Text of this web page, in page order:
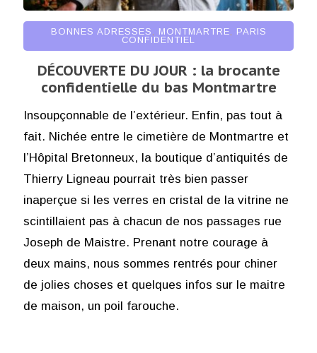
BONNES ADRESSES MONTMARTRE
PARIS
CONFIDENTIEL
DÉCOUVERTE DU JOUR : la brocante
confidentielle du bas Montmartre
Insoupçonnable de l’extérieur. Enfin, pas tout à
fait. Nichée entre le cimetière de Montmartre et
l’Hôpital Bretonneux, la boutique d’antiquités de
Thierry Ligneau pourrait très bien passer
inaperçue si les verres en cristal de la vitrine ne
scintillaient pas à chacun de nos passages rue
Joseph de Maistre. Prenant notre courage à
deux mains, nous sommes rentrés pour chiner
de jolies choses et quelques infos sur le maitre
de maison, un poil farouche.